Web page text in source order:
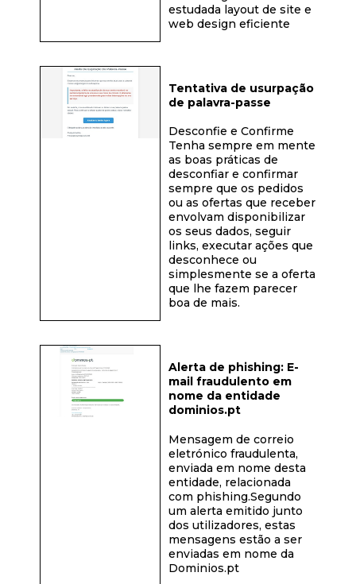
estudada layout de site e
web design eficiente
Tentativa de usurpação
de palavra-passe
Desconfie e Confirme
Tenha sempre em mente
as boas práticas de
desconfiar e confirmar
sempre que os pedidos
ou as ofertas que receber
envolvam disponibilizar
os seus dados, seguir
links, executar ações que
desconhece ou
simplesmente se a oferta
que lhe fazem parecer
boa de mais.
Alerta de phishing: E-
mail fraudulento em
nome da entidade
dominios.pt
Mensagem de correio
eletrónico fraudulenta,
enviada em nome desta
entidade, relacionada
com phishing.Segundo
um alerta emitido junto
dos utilizadores, estas
mensagens estão a ser
enviadas em nome da
Dominios.pt